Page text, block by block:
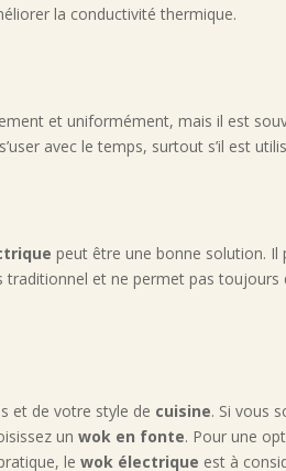
la conductivité thermique.
et uniformément, mais il est
avec le temps, surtout s’il est
peut être une bonne solution.
traditionnel et ne permet pas
et de votre style de cuisine. Si vous
unwok en fonte. Pour une
lewok électrique est à